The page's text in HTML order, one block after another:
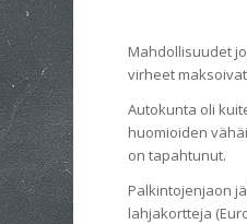
Mahdollisuudet
virheet
Autokunta oli
huomioiden
on tapahtunut.
Palkintojenjaon
lahjakortteja